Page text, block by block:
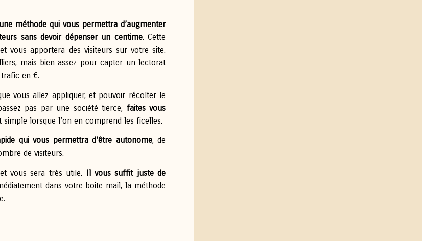
méthode qui vous permettra d’augmenter
sans devoir dépenser un centime. Cette
vous apportera des visiteurs sur votre site.
mais bien assez pour capter un lectorat
en €.
vous allez appliquer, et pouvoir récolter le
pas par une société tierce, faites vous
simple lorsque l’on en comprend les ficelles.
qui vous permettra d’être autonome, de
de visiteurs.
vous sera très utile. Il vous suffit juste de
dans votre boite mail, la méthode